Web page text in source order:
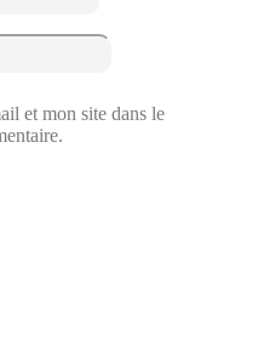
et mon site dans le